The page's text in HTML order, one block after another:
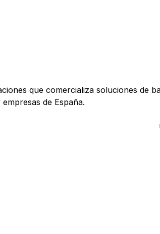
que comercializa soluciones
de España.